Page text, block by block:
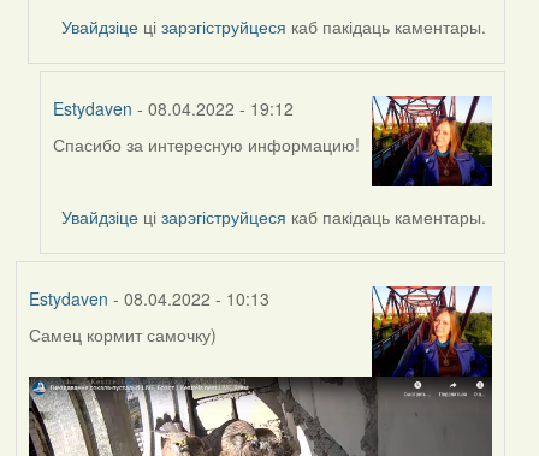
Увайдзіце цізарэгіструйцеся каб пакідаць каментары.
Estydaven - 08.04.2022 - 19:12
In
by
Harrier
Спасибо за интересную информацию!
Увайдзіце цізарэгіструйцеся каб пакідаць каментары.
Estydaven - 08.04.2022 - 10:13
Самец кормит самочку)